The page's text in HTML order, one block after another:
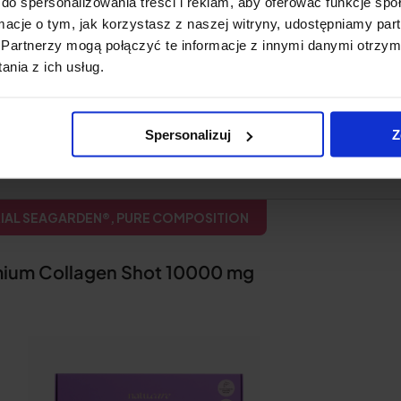
o tym, jak korzystasz z naszej witryny, udostępniamy
mogą połączyć te informacje z innymi danymi
z ich usług.
Spersonalizuj
SEAGARDEN®, PURE COMPOSITION
Collagen Shot 10000 mg